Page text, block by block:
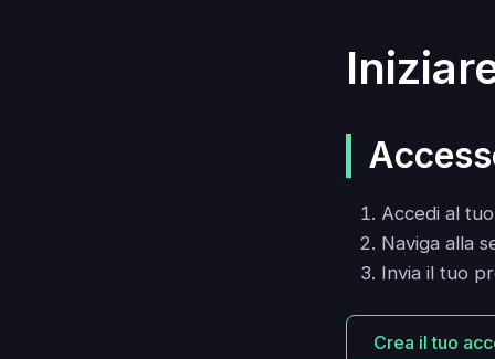
Accedi al
Naviga alla
Invia il tuo
Crea il tuo